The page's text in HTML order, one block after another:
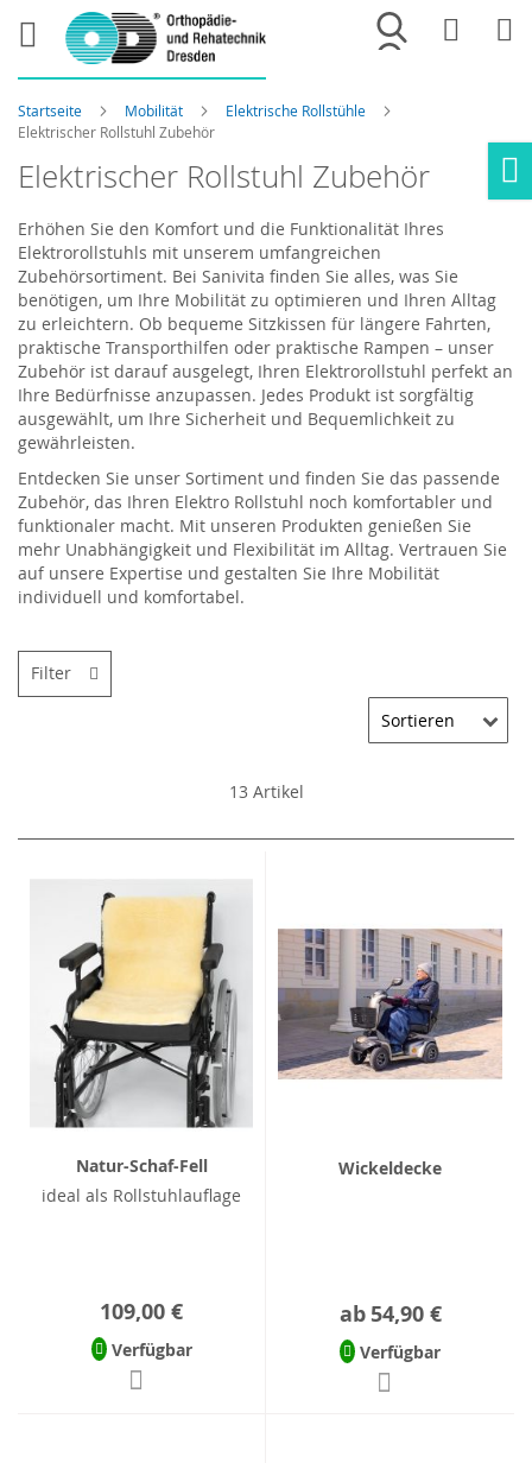
Merkliste
Startseite Mobilität
Elektrische Rollstühle
Elektrischer Rollstuhl Zubehör
Elektrischer Rollstuhl Zubehör
Erhöhen Sie den Komfort und die Funktionalität Ihres
Elektrorollstuhls mit unserem umfangreichen
Zubehörsortiment. Bei Sanivita finden Sie alles, was Sie
benötigen, um Ihre Mobilität zu optimieren und Ihren Alltag
zu erleichtern. Ob bequeme Sitzkissen für längere Fahrten,
praktische Transporthilfen oder praktische Rampen – unser
Zubehör ist darauf ausgelegt, Ihren Elektrorollstuhl perfekt an
Ihre Bedürfnisse anzupassen. Jedes Produkt ist sorgfältig
ausgewählt, um Ihre Sicherheit und Bequemlichkeit zu
gewährleisten.
Entdecken Sie unser Sortiment und finden Sie das passende
Zubehör, das Ihren Elektro Rollstuhl noch komfortabler und
funktionaler macht. Mit unseren Produkten genießen Sie
mehr Unabhängigkeit und Flexibilität im Alltag. Vertrauen Sie
auf unsere Expertise und gestalten Sie Ihre Mobilität
individuell und komfortabel.
13 Artikel
Natur-Schaf-Fell
ideal als Rollstuhlauflage
109,00 €
Verfügbar
Wickeldecke
ab 54,90 €
Verfügbar
Filter